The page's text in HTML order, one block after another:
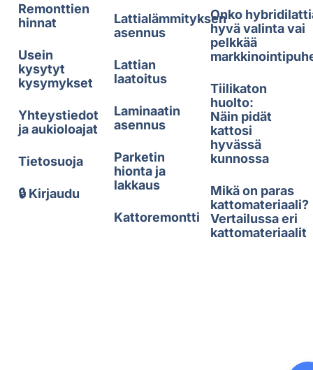
Remonttien
hinnat
Usein
kysytyt
kysymykset
Yhteystiedot
ja aukioloajat
Tietosuoja
🔒 Kirjaudu
Lattialämmityksen
asennus
Lattian
laatoitus
Laminaatin
asennus
Parketin
hionta ja
lakkaus
Kattoremontti
Onko
hyvä valinta vai
pelkkää
Tiilikaton
huolto:
Näin pidät
kattosi
hyvässä
kunnossa
Mikä on paras
kattomateriaali?
Vertailussa eri
kattomateriaalit